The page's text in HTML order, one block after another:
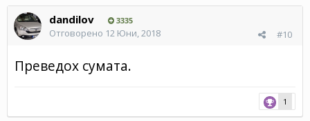
dandilov 3335
#10
Отговорено 12 Юни, 2018
Преведох сумата.
1